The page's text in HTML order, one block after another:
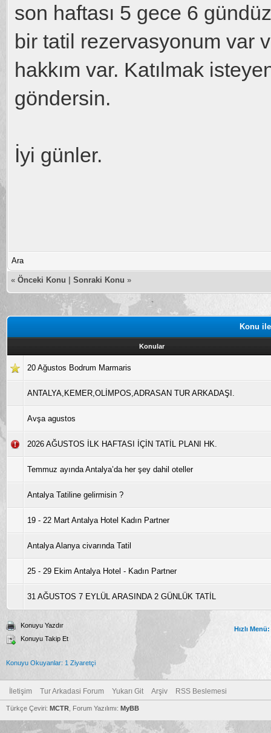
son haftası 5 gece 6
bir tatil rezervasyonum var
hakkım var. Katılmak
göndersin.
İyi günler.
Ara
« Önceki Konu Sonraki Konu »
Konu
Konular
20 Ağustos Bodrum Marmaris
ANTALYA,KEMER,OLİMPOS,ADRASAN TUR ARKADAŞI.
Avşa agustos
2026 AĞUSTOS İLK HAFTASI İÇİN TATİL PLANI HK.
Temmuz ayında Antalya’da her şey dahil oteller
Antalya Tatiline gelirmisin ?
19 - 22 Mart Antalya Hotel Kadın Partner
Antalya Alanya civarında Tatil
25 - 29 Ekim Antalya Hotel - Kadın Partner
31 AĞUSTOS 7 EYLÜL ARASINDA 2 GÜNLÜK TATİL
Konuyu Yazdır
Konuyu Takip Et
Hızlı Menü:
Konuyu Okuyanlar: 1 Ziyaretçi
İletişim Tur Arkadasi Forum Yukarı Git Arşiv RSS Beslemesi
Türkçe Çeviri: MCTR , Forum Yazılımı: MyBB